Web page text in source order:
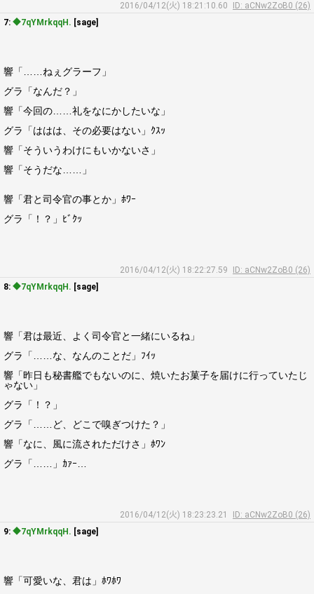
2016/04/12(火) 18:21:10.60
ID: aCNw2ZoB0 (26)
7: ◆7qYMrkqqH. [sage]
響「……ねぇグラーフ」
グラ「なんだ？」
響「今回の……礼をなにかしたいな」
グラ「ははは、その必要はない」ｸｽｯ
響「そういうわけにもいかないさ」
響「そうだな……」
響「君と司令官の事とか」ﾎﾜｰ
グラ「！？」ﾋﾞｸｯ
2016/04/12(火) 18:22:27.59
ID: aCNw2ZoB0 (26)
8: ◆7qYMrkqqH. [sage]
響「君は最近、よく司令官と一緒にいるね」
グラ「……な、なんのことだ」ﾌｲｯ
響「昨日も秘書艦でもないのに、焼いたお菓子を届けに行っていたじ
ゃない」
グラ「！？」
グラ「……ど、どこで嗅ぎつけた？」
響「なに、風に流されただけさ」ﾎﾜﾝ
グラ「……」ｶｧｰ…
2016/04/12(火) 18:23:23.21
ID: aCNw2ZoB0 (26)
9: ◆7qYMrkqqH. [sage]
響「可愛いな、君は」ﾎﾜﾎﾜ